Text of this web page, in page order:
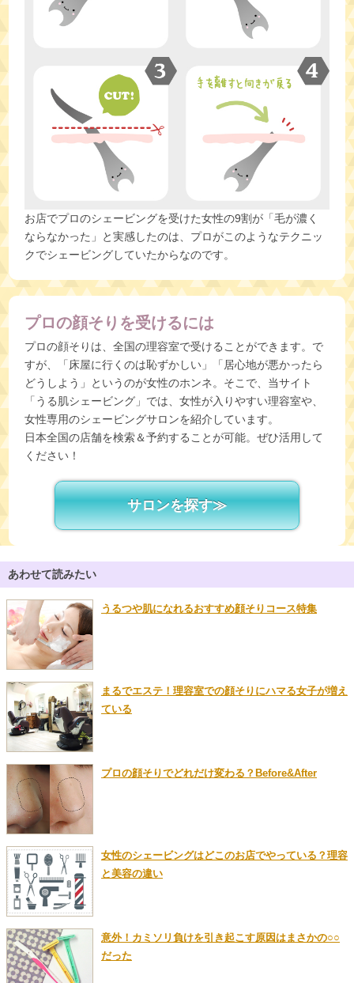
お店でプロのシェービングを受けた女性の9割が「毛が濃く
ならなかった」と実感したのは、プロがこのようなテクニッ
クでシェービングしていたからなのです。
プロの顔そりを受けるには
プロの顔そりは、全国の理容室で受けることができます。で
すが、「床屋に行くのは恥ずかしい」「居心地が悪かったら
どうしよう」というのが女性のホンネ。そこで、当サイト
「うる肌シェービング」では、女性が入りやすい理容室や、
女性専用のシェービングサロンを紹介しています。
日本全国の店舗を検索＆予約することが可能。ぜひ活用して
ください！
サロンを探す≫
あわせて読みたい
うるつや肌になれるおすすめ顔そりコース特集
まるでエステ！理容室での顔そりにハマる女子が増え
ている
プロの顔そりでどれだけ変わる？Before&After
女性のシェービングはどこのお店でやっている？理容
と美容の違い
意外！カミソリ負けを引き起こす原因はまさかの○○
だった